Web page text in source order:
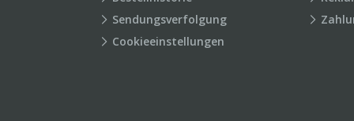
Sendungsverfolgung
Cookieeinstellungen